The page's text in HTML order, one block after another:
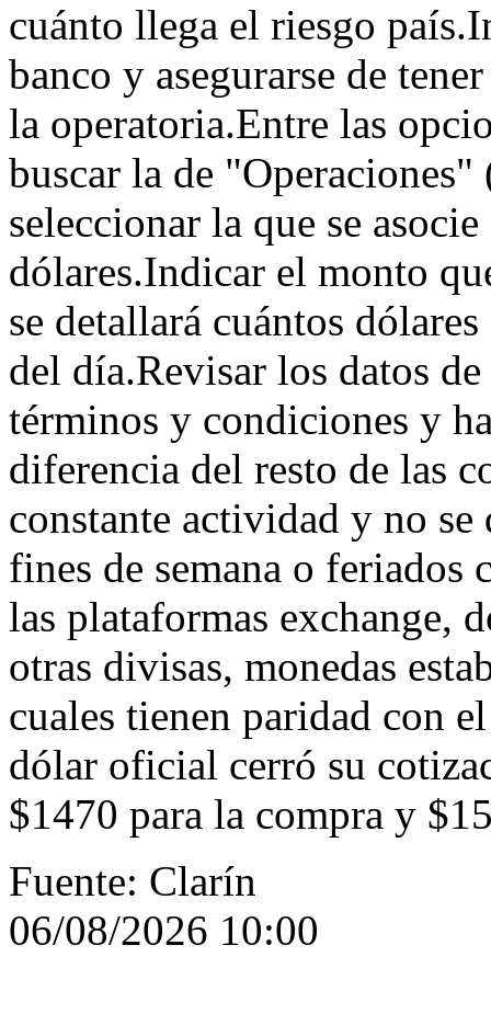
cuánto llega el riesgo
banco y asegurarse de
la operatoria.Entre las
buscar la de
seleccionar la que se
dólares.Indicar el monto
se detallará cuántos
del día.Revisar los datos
términos y condiciones y
diferencia del resto de las
constante actividad y no
fines de semana o feriados
las plataformas exchange,
otras divisas, monedas
cuales tienen paridad con
dólar oficial cerró su
$1470 para la compra y
Fuente: Clarín
06/08/2026 10:00